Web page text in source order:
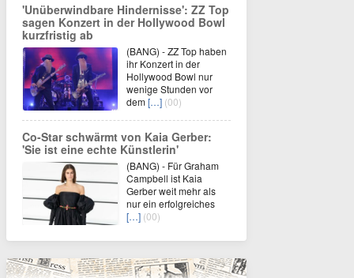
'Unüberwindbare Hindernisse': ZZ Top
sagen Konzert in der Hollywood Bowl
kurzfristig ab
(BANG) - ZZ Top haben
ihr Konzert in der
Hollywood Bowl nur
wenige Stunden vor
dem[…] (00)
Co-Star schwärmt von Kaia Gerber:
'Sie ist eine echte Künstlerin'
(BANG) - Für Graham
Campbell ist Kaia
Gerber weit mehr als
nur ein erfolgreiches
[…] (00)